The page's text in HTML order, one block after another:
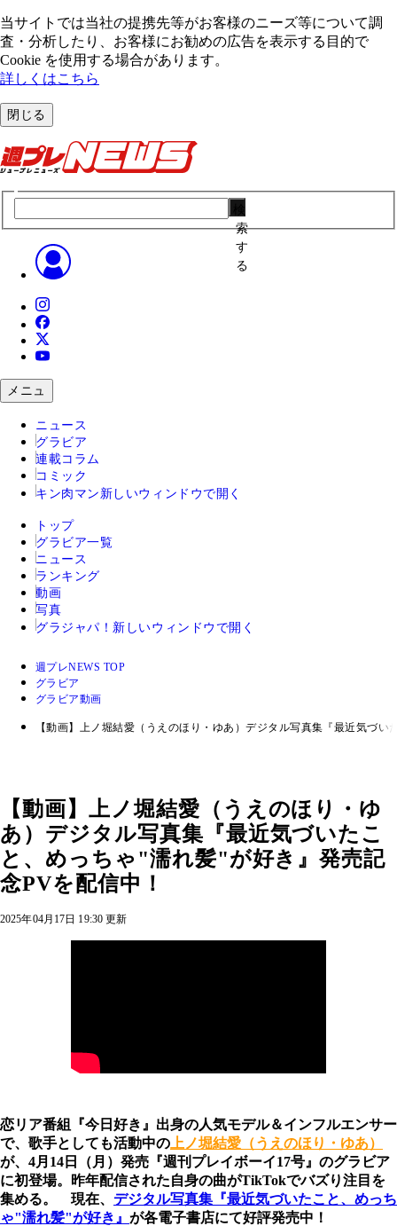
当サイトでは当社の提携先等がお客様のニーズ等について調
査・分析したり、お客様にお勧めの広告を表⽰する⽬的で
Cookie を使⽤する場合があります。
詳しくはこちら
閉じる
索
す
る
メニュ
ニュース
グラビア
連載コラム
コミック
キン肉マン 新しいウィンドウで開く
トップ
グラビア一覧
ニュース
ランキング
動画
写真
グラジャパ！ 新しいウィンドウで開く
週プレNEWS TOP
グラビア
グラビア動画
【動画】上ノ堀結愛（うえのほり・ゆあ）デジタル写真集『最近気づ
【動画】上ノ堀結愛（うえのほり・ゆ
あ）デジタル写真集『最近気づいたこ
と、めっちゃ"濡れ髪"が好き』発売記
念PVを配信中！
2025年04月17日 19:30 更新
恋リア番組『今日好き』出身の人気モデル＆インフルエンサー
で、歌手としても活動中の 上ノ堀結愛（うえのほり・ゆあ）
が、4月14日（月）発売『週刊プレイボーイ17号』のグラビア
に初登場。昨年配信された自身の曲がTikTokでバズり注目を
集める。 現在、 デジタル写真集『最近気づいたこと、めっち
ゃ"濡れ髪"が好き』 が各電子書店にて好評発売中！